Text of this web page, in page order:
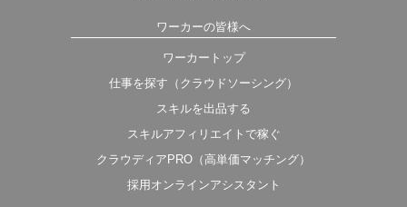
ワーカーの皆様へ
ワーカートップ
仕事を探す（クラウドソーシング）
スキルを出品する
スキルアフィリエイトで稼ぐ
クラウディアPRO（高単価マッチング）
採用オンラインアシスタント